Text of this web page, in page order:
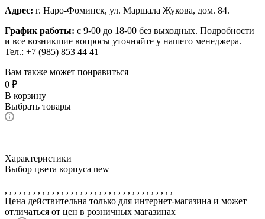
Адрес: г. Наро-Фоминск, ул. Маршала Жукова, дом. 84.
График работы: с 9-00 до 18-00 без выходных. Подробности
и все возникшие вопросы уточняйте у нашего менеджера.
Тел.: +7 (985) 853 44 41
Вам также может понравиться
0 ₽
В корзину
Выбрать товары
Характеристики
Выбор цвета корпуса new
—
, , , , , , , , , , , , , , , , , , , , , , , , , , , , , , , , , , , ,
Цена действительна только для интернет-магазина и может
отличаться от цен в розничных магазинах